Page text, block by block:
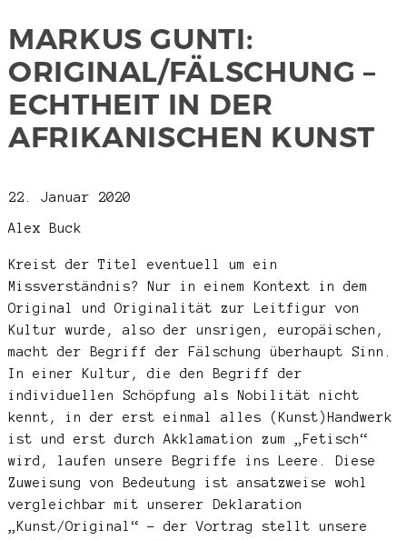
MARKUS GUNTI:
ORIGINAL/FÄLSCHUNG –
ECHTHEIT IN DER
AFRIKANISCHEN KUNST
22. Januar 2020
Alex Buck
Kreist der Titel eventuell um ein
Missverständnis? Nur in einem Kontext in dem
Original und Originalität zur Leitfigur von
Kultur wurde, also der unsrigen, europäischen,
macht der Begriff der Fälschung überhaupt Sinn.
In einer Kultur, die den Begriff der
individuellen Schöpfung als Nobilität nicht
kennt, in der erst einmal alles (Kunst)Handwerk
ist und erst durch Akklamation zum „Fetisch“
wird, laufen unsere Begriffe ins Leere. Diese
Zuweisung von Bedeutung ist ansatzweise wohl
vergleichbar mit unserer Deklaration
„Kunst/Original“ – der Vortrag stellt unsere